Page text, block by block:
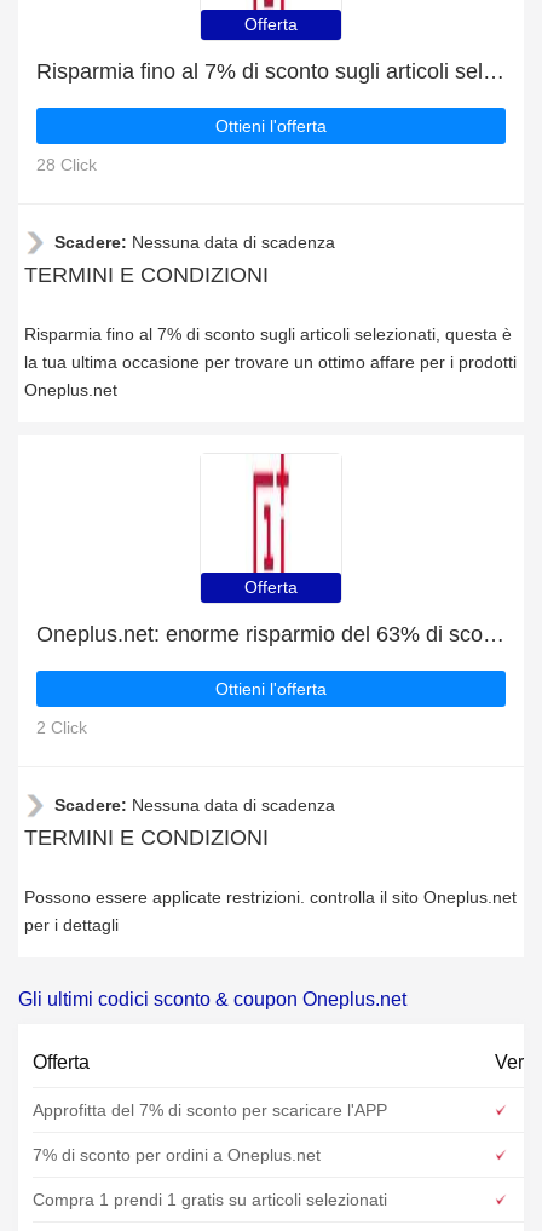
Offerta
Risparmia fino al 7% di sconto sugli articoli selezionati
Ottieni l'offerta
28 Click
Scadere: Nessuna data di scadenza
TERMINI E CONDIZIONI
Risparmia fino al 7% di sconto sugli articoli selezionati, questa è
la tua ultima occasione per trovare un ottimo affare per i prodotti
Oneplus.net
Offerta
Oneplus.net: enorme risparmio del 63% di sconto su tutto il sito solo per questo mese
Ottieni l'offerta
2 Click
Scadere: Nessuna data di scadenza
TERMINI E CONDIZIONI
Possono essere applicate restrizioni. controlla il sito Oneplus.net
per i dettagli
Gli ultimi codici sconto & coupon Oneplus.net
Offerta
Approfitta del 7% di sconto per scaricare l'APP
7% di sconto per ordini a Oneplus.net
Compra 1 prendi 1 gratis su articoli selezionati